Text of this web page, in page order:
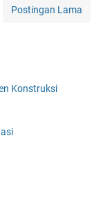
Postingan Lama
Konstruksi